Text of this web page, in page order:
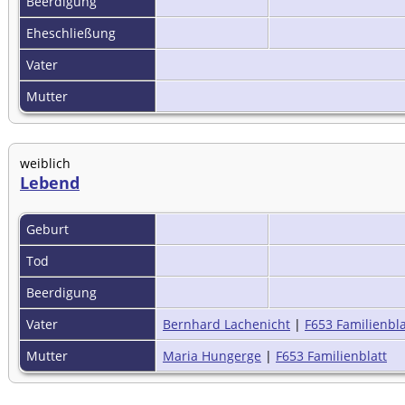
Eheschließung
Vater
Mutter
weiblich
Lebend
Geburt
Tod
Beerdigung
Vater
Bernhard Lachenicht | F653
Mutter
Maria Hungerge | F653 Familienblatt